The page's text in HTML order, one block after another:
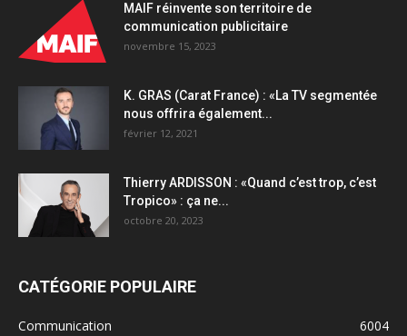
MAIF réinvente son territoire de
communication publicitaire
novembre 15, 2023
K. GRAS (Carat France) : «La TV segmentée
nous offrira également...
février 12, 2021
Thierry ARDISSON : «Quand c’est trop, c’est
Tropico» : ça ne...
octobre 20, 2023
CATÉGORIE POPULAIRE
Communication
6004